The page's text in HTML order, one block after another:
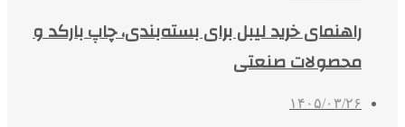
راهنمای خرید لیبل برای بسته‌بندی، چاپ بارکد و
محصولات صنعتی
۱۴۰۵/۰۳/۲۶